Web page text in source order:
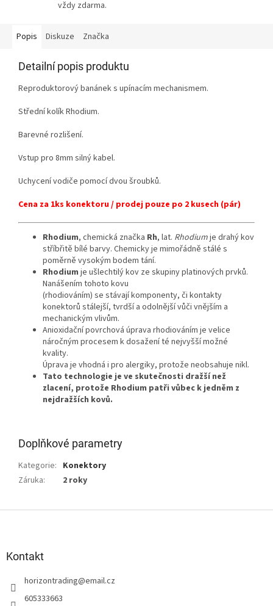
vždy zdarma.
Popis Diskuze Značka
Detailní popis produktu
Reproduktorový banánek s upínacím mechanismem.
Střední kolík Rhodium.
Barevné rozlišení.
Vstup pro 8mm silný kabel.
Uchycení vodiče pomocí dvou šroubků.
Cena za 1ks konektoru / prodej pouze po 2 kusech (pár)
Rhodium, chemická značka Rh, lat. Rhodiumje drahý kov
stříbřitě bílé barvy. Chemicky je mimořádně stálé s
poměrně vysokým bodem tání.
Rhodium je ušlechtilý kov ze skupiny platinových prvků.
Nanášením tohoto kovu
(rhodiováním) se stávají komponenty, či kontakty
konektorů stálejší, tvrdší a odolnější vůči vnějším a
mechanickým vlivům.
Anioxidační povrchová úprava rhodiováním je velice
náročným procesem k dosažení té nejvyšší možné
kvality.
Úprava je vhodná i pro alergiky, protože neobsahuje nikl.
Tato technologie je ve skutečnosti dražší než
zlacení, protože Rhodium patři vůbec k jedněm z
nejdražších kovů.
Doplňkové parametry
Kategorie: Konektory
Záruka: 2 roky
Kontakt
horizontrading@email.cz
605333663